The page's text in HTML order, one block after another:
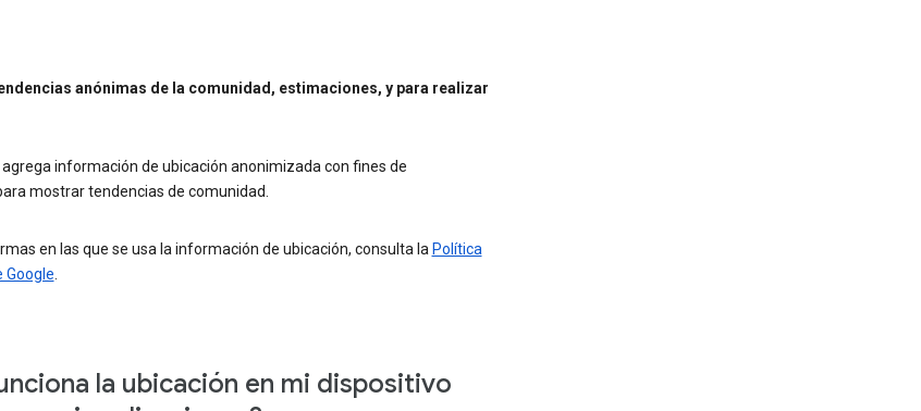
anónimas de la comunidad, estimaciones, y para realizar
información de ubicación anonimizada con fines de
mostrar tendencias de comunidad.
en las que se usa la información de ubicación, consulta la Política
Google
la ubicación en mi dispositivo